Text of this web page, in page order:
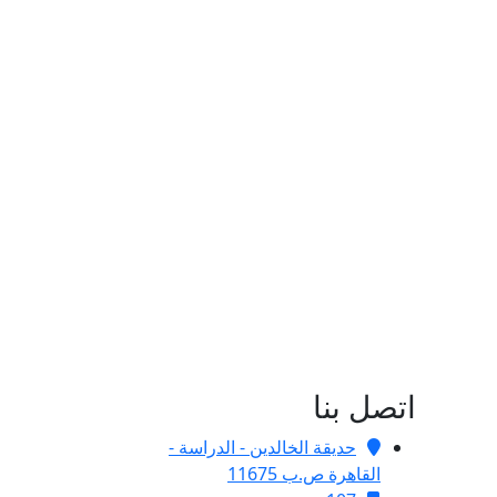
اتصل بنا
حديقة الخالدين - الدراسة -
القاهرة ص.ب 11675